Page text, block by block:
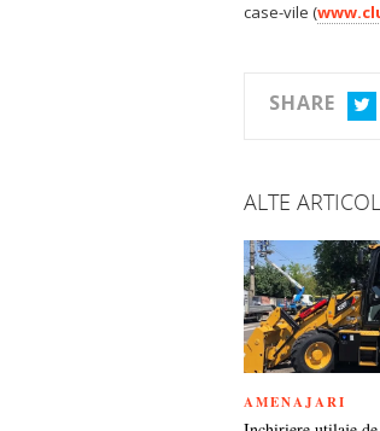
case-vile (
SHARE
ALTE
AMENAJARI